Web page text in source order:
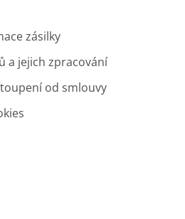
zásilky
a jejich zpracování
od smlouvy